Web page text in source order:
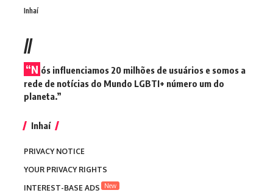
Inhaí
//
“N ós influenciamos 20 milhões de usuários e somos a
rede de notícias do Mundo LGBTI+ número um do
planeta.”
Inhaí
PRIVACY NOTICE
YOUR PRIVACY RIGHTS
INTEREST-BASE ADS
New